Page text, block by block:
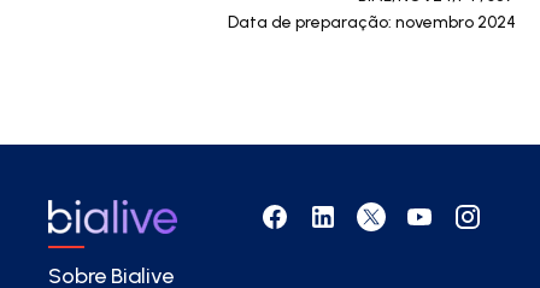
Data de preparação: novembro 2024
Sobre Bialive